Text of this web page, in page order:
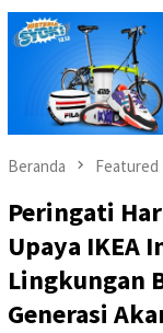
Beranda Featured
Peringati
Upaya IKEA
Lingkungan
Generasi